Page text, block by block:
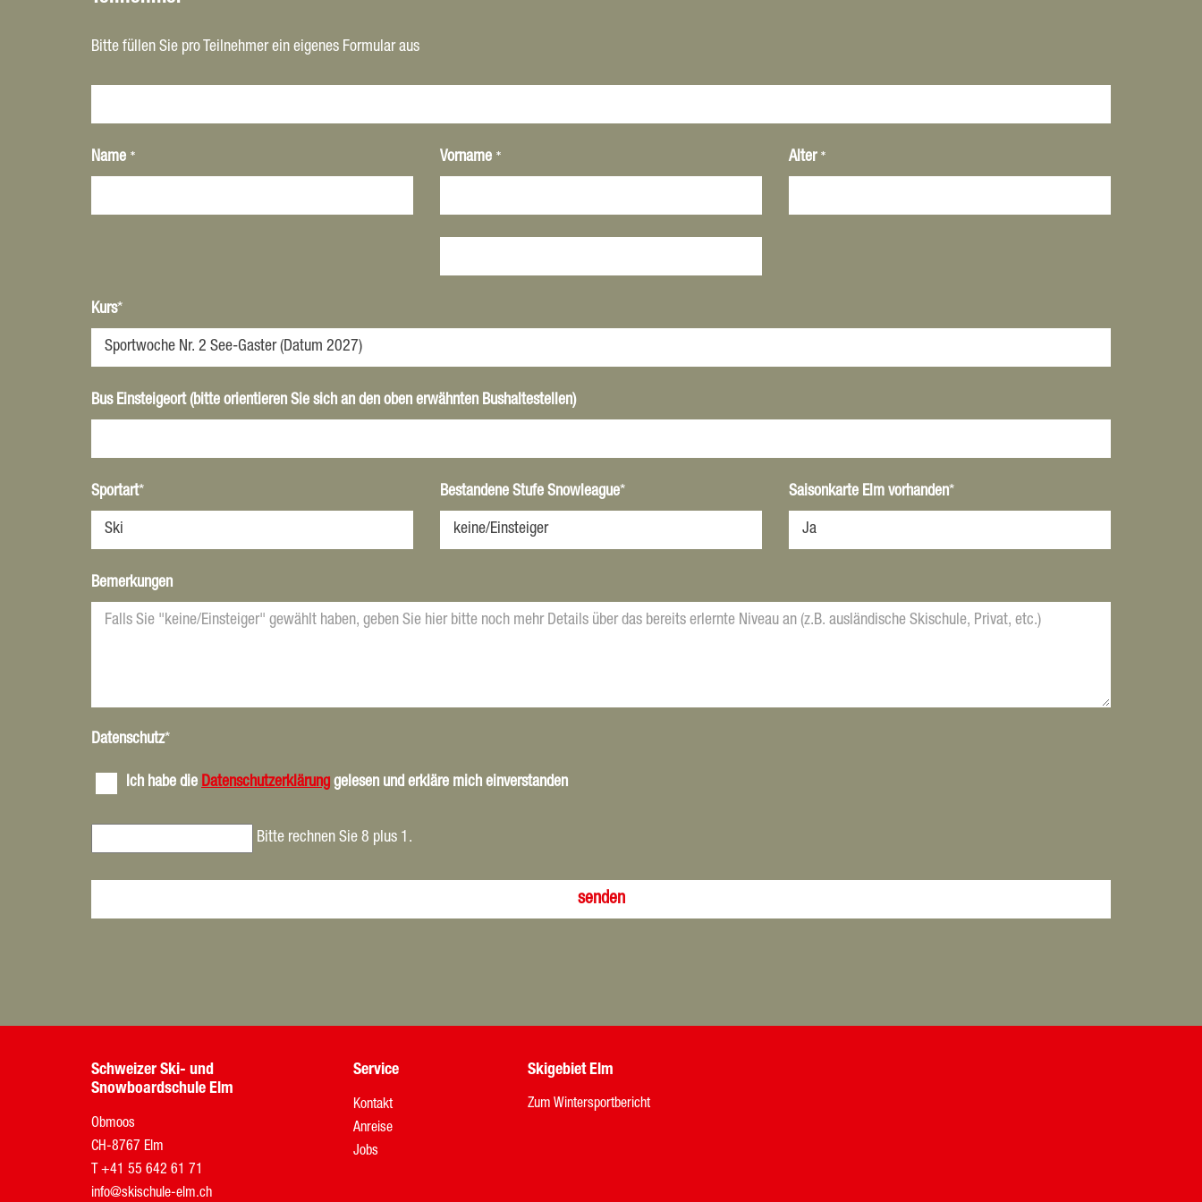
Bitte füllen Sie pro Teilnehmer ein eigenes Formular aus
Name * Vorname * Alter *
Kurs*
Bus Einsteigeort (bitte orientieren Sie sich an den oben erwähnten Bushaltestellen)
Sportart* Bestandene Stufe Snowleague* Saisonkarte Elm vorhanden*
Bemerkungen
Datenschutz*
Ich habe die Datenschutzerklärung gelesen und erkläre mich einverstanden
Bitte rechnen Sie 8 plus 1.
senden
Schweizer Ski- und
Snowboardschule Elm
Obmoos
CH-8767 Elm
T +41 55 642 61 71
info@skischule-elm.ch
Service
Kontakt
Anreise
Jobs
Skigebiet Elm
Zum Wintersportbericht